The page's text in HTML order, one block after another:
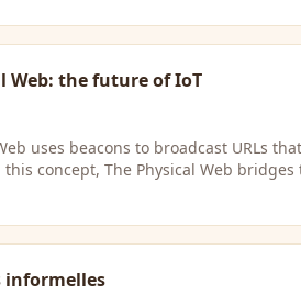
Web: the future of IoT
uses beacons to broadcast URLs
concept, The Physical Web
informelles